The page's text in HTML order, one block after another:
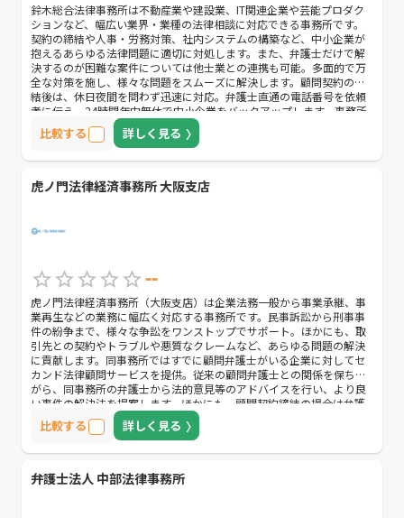
鈴木総合法律事務所は不動産業や建設業、IT関連企業や芸能プロダク
ションなど、幅広い業界・業種の法律相談に対応できる事務所です。
契約の締結や人事・労務対策、社内システムの構築など、中小企業が
抱えるあらゆる法律問題に適切に対処します。また、弁護士だけで解
決するのが困難な案件については他士業との連携も可能。多面的で万
全な対策を施し、様々な問題をスムーズに解決します。顧問契約の締
結後は、休日夜間を問わず迅速に対応。弁護士直通の電話番号を依頼
者に伝え、24時間年中無休で中小企業をバックアップします。事務所
ではなく、指定の場所で相談することも可能。スピーディーに対応し
てくれる顧問弁護士を探している方におすすめです。
比較する 詳しく見る
虎ノ門法律経済事務所 大阪支店
--
虎ノ門法律経済事務所（大阪支店）は企業法務一般から事業承継、事
業再生などの業務に幅広く対応する事務所です。民事訴訟から刑事事
件の紛争まで、様々な争訟をワンストップでサポート。ほかにも、取
引先との契約やトラブルや悪質なクレームなど、あらゆる問題の解決
に貢献します。同事務所ではすでに顧問弁護士がいる企業に対してセ
カンド法律顧問サービスを提供。従来の顧問弁護士との関係を保ちな
がら、同事務所の弁護士から法的意見等のアドバイスを行い、より良
い事件の解決法を提案します。ほかにも、顧問契約締結の場合は弁護
士報酬を20～30％減額。事務所での相談を始め、電話・メール相談や
従業員からの相談には無料で対応します。何度相談しても追加コスト
比較する 詳しく見る
弁護士法人 中部法律事務所